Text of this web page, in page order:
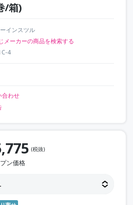
/箱)
インスツル
メーカーの商品を検索する
4
合わせ
(税抜)
ン価格